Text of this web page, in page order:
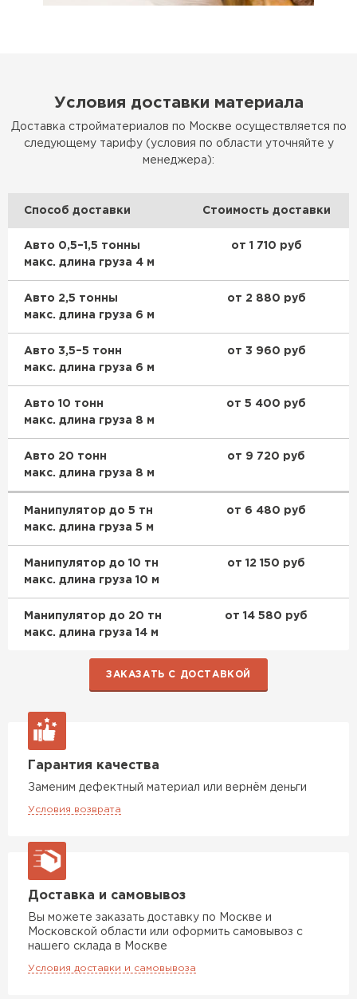
Условия доставки материала
Доставка стройматериалов по Москве осуществляется по
следующему тарифу (условия по области уточняйте у
менеджера):
Способ доставки Стоимость доставки
Авто 0,5–1,5 тонны
макс. длина груза 4 м
от 1 710 руб
Авто 2,5 тонны
макс. длина груза 6 м
от 2 880 руб
Авто 3,5–5 тонн
макс. длина груза 6 м
от 3 960 руб
Авто 10 тонн
макс. длина груза 8 м
от 5 400 руб
Авто 20 тонн
макс. длина груза 8 м
от 9 720 руб
Манипулятор до 5 тн
макс. длина груза 5 м
от 6 480 руб
Манипулятор до 10 тн
макс. длина груза 10 м
от 12 150 руб
Манипулятор до 20 тн
макс. длина груза 14 м
от 14 580 руб
ЗАКАЗАТЬ С ДОСТАВКОЙ
Гарантия качества
Заменим дефектный материал или вернём деньги
Условия возврата
Доставка и самовывоз
Вы можете заказать доставку по Москве и
Московской области или оформить самовывоз с
нашего склада в Москве
Условия доставки и самовывоза
ПЕРЕЙТИ
ПЕРЕЙТИ
Гипсокартон
Утеплитель Неман
ПЕРЕЙТИ
Сэндвич-панели
ПЕРЕЙТИ